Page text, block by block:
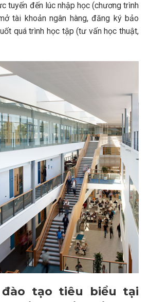
tuyến đến lúc nhập học (chương trình
tài khoản ngân hàng, đăng ký bảo
quá trình học tập (tư vấn học thuật,
đào tạo tiêu biểu tại